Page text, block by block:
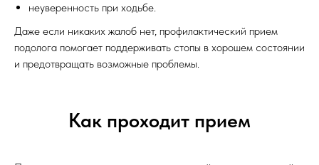
неуверенность при ходьбе.
Даже если никаких жалоб нет, профилактический прием
подолога помогает поддерживать стопы в хорошем состоянии
и предотвращать возможные проблемы.
Как проходит прием